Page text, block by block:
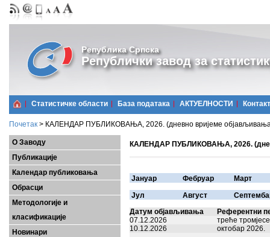
Република Српска
Републички завод за
Статистичке области Базa података АКТУЕЛНОСТИ Контакт
Почетак > КАЛЕНДАР ПУБЛИКОВАЊА, 2026. (дневно вријеме објављивања
О Заводу
Публикације
Календар публиковања
Обрасци
Методологије и
класификације
Новинари
КАЛЕНДАР ПУБЛИКОВАЊА, 2026.
Јануар Фебруар
Март
Јул
Август
Датум објављивања
Референтни
07.12.2026
треће
10.12.2026
октобар 2026.